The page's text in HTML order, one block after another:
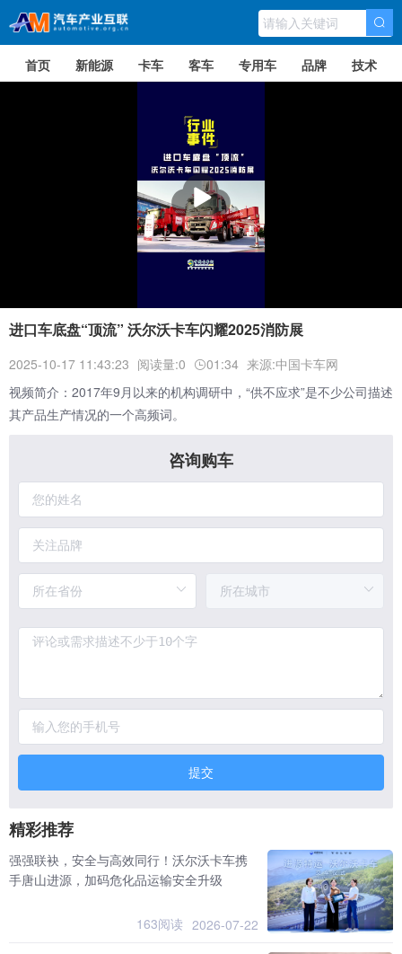
首页 新能源 卡车 客车 专用车 品牌 技术
播
放
进口车底盘“顶流” 沃尔沃卡车闪耀2025消防展
2025-10-17 11:43:23 阅读量:0 01:34 来源:中国卡车网
视频简介：2017年9月以来的机构调研中，“供不应求”是不少公司描述
其产品生产情况的一个高频词。
咨询购车
提交
精彩推荐
强强联袂，安全与高效同行！沃尔沃卡车携
手唐山进源，加码危化品运输安全升级
163阅读 2026-07-22